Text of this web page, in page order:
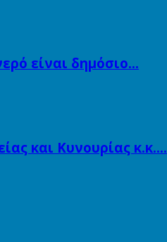
είναι δημόσιο…
και Κυνουρίας κ.κ….